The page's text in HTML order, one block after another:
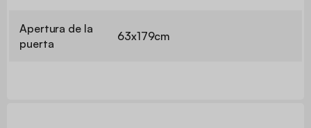
Apertura de la
puerta
63x179cm